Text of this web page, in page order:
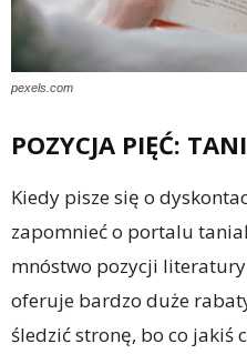
pexels.com
POZYCJA PIĘĆ:
Kiedy pisze się o
zapomnieć o portalu
mnóstwo pozycji
oferuje bardzo duże
śledzić stronę, bo co jakiś